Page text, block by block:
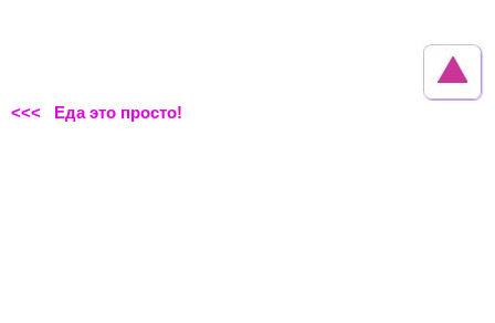
<<< Еда это просто!